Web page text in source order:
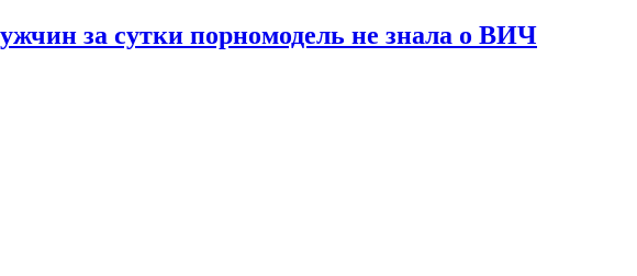
за сутки порномодель не знала о ВИЧ